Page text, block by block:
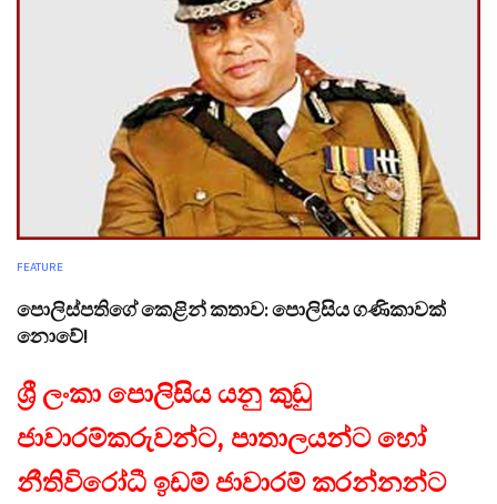
FEATURE
පොලිස්පතිගේ කෙළින් කතාව: පොලිසිය ගණිකාවක්
නොවේ!
ශ්‍රී ලංකා පොලිසිය යනු කුඩු
ජාවාරම්කරුවන්ට, පාතාලයන්ට හෝ
නීතිවිරෝධී ඉඩම් ජාවාරම් කරන්නන්ට